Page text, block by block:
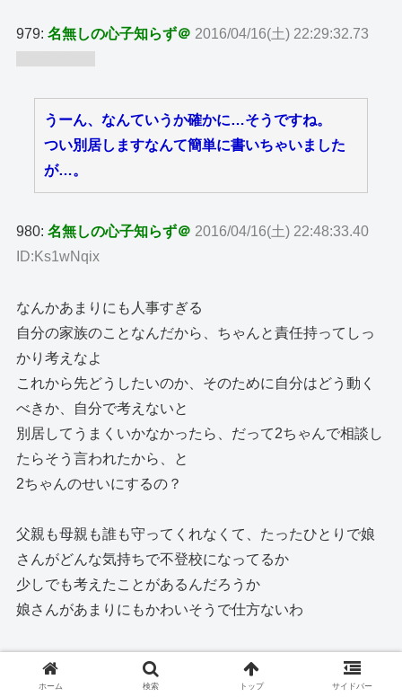
979:名無しの心子知らず＠ 2016/04/16(土) 22:29:32.73
うーん、なんていうか確かに…そうですね。
つい別居しますなんて簡単に書いちゃいました
が…。
980:名無しの心子知らず＠ 2016/04/16(土) 22:48:33.40
ID:Ks1wNqix
なんかあまりにも人事すぎる
自分の家族のことなんだから、ちゃんと責任持ってしっ
かり考えなよ
これから先どうしたいのか、そのために自分はどう動く
べきか、自分で考えないと
別居してうまくいかなかったら、だって2ちゃんで相談し
たらそう言われたから、と
2ちゃんのせいにするの？
父親も母親も誰も守ってくれなくて、たったひとりで娘
さんがどんな気持ちで不登校になってるか
少しでも考えたことがあるんだろうか
娘さんがあまりにもかわいそうで仕方ないわ
982:名無しの心子知らず＠
2016/04/16(土) 22:56:12.41
ID:wfXriuh9
ホーム 検索 トップ サイドバー